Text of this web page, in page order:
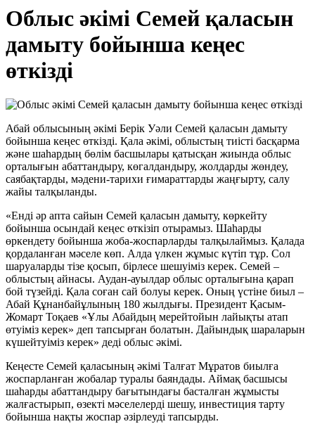
Облыс әкімі Семей қаласын
дамыту бойынша кеңес
өткізді
Абай облысының әкімі Берік Уәли Семей қаласын дамыту
бойынша кеңес өткізді. Қала әкімі, облыстың тиісті басқарма
және шаһардың бөлім басшылары қатысқан жиында облыс
орталығын абаттандыру, көгалдандыру, жолдарды жөндеу,
саябақтарды, мәдени-тарихи ғимараттарды жаңғырту, салу
жайы талқыланды.
«Енді әр апта сайын Семей қаласын дамыту, көркейту
бойынша осындай кеңес өткізіп отырамыз. Шаһарды
өркендету бойынша жоба-жоспарларды талқылаймыз. Қалада
қордаланған мәселе көп. Алда үлкен жұмыс күтіп тұр. Сол
шаруаларды тізе қосып, бірлесе шешуіміз керек. Семей –
облыстың айнасы. Аудан-ауылдар облыс орталығына қарап
бой түзейді. Қала соған сай болуы керек. Оның үстіне биыл –
Абай Құнанбайұлының 180 жылдығы. Президент Қасым-
Жомарт Тоқаев «Ұлы Абайдың мерейтойын лайықты атап
өтуіміз керек» деп тапсырған болатын. Дайындық шараларын
күшейтуіміз керек» деді облыс әкімі.
Кеңесте Семей қаласының әкімі Талғат Мұратов биылға
жоспарланған жобалар туралы баяндады. Аймақ басшысы
шаһарды абаттандыру бағытындағы басталған жұмысты
жалғастырып, өзекті мәселелерді шешу, инвестиция тарту
бойынша нақты жоспар әзірлеуді тапсырды.